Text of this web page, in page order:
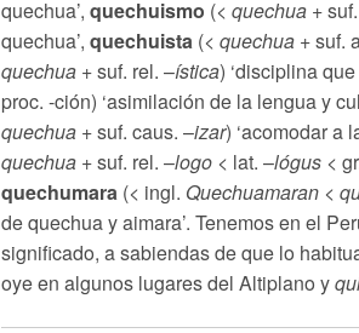
quechua’, quechuismo (< quechua +
quechua’, quechuista (< quechua + suf.
quechua + suf. rel. –ística) ‘disciplina
proc. -ción) ‘asimilación de la lengua y
quechua + suf. caus. –izar) ‘acomodar a
quechua + suf. rel. –logo < lat. –lógus <
quechumara (< ingl. Quechuamaran <
de quechua y aimara’. Tenemos en el
significado, a sabiendas de que lo
oye en algunos lugares del Altiplano y